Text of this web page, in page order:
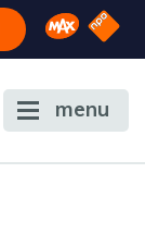
Omroep
NPO
menu